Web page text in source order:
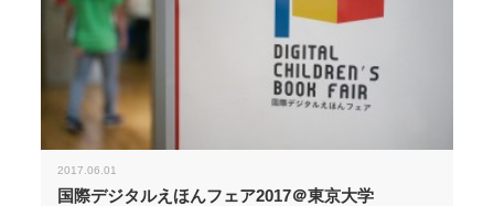
2017.06.01
国際デジタルえほんフェア2017＠東京大学